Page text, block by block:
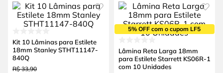
Kit 10 Lâminas para Estilete
18mm Stanley STHT11147-
840Q
R$ 33,90
5% OFF com o cupom LF5
Lâmina Reta Larga 18mm
para Estilete Starrett KS06R-1
com 10 Unidades